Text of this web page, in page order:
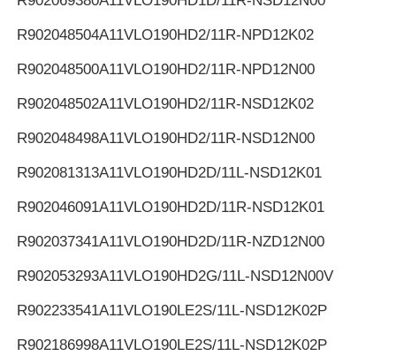
R902048504A11VLO190HD2/11R-NPD12K02
R902048500A11VLO190HD2/11R-NPD12N00
R902048502A11VLO190HD2/11R-NSD12K02
R902048498A11VLO190HD2/11R-NSD12N00
R902081313A11VLO190HD2D/11L-NSD12K01
R902046091A11VLO190HD2D/11R-NSD12K01
R902037341A11VLO190HD2D/11R-NZD12N00
R902053293A11VLO190HD2G/11L-NSD12N00V
R902233541A11VLO190LE2S/11L-NSD12K02P
R902186998A11VLO190LE2S/11L-NSD12K02P